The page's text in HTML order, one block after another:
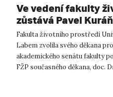
Ve vedení fakulty
zůstává Pavel Kuráň
Fakulta životního prostředí
Labem zvolila svého děkana
akademického senátu fakulty
FŽP současného děkana, doc.